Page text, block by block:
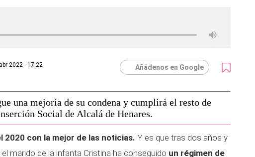
2022 - 17:22
Añádenos en Google
una mejoría de su condena y cumplirá el resto de
Social de Alcalá de Henares.
2020 con la mejor de las noticias. Y es que tras dos años y
marido de la infanta Cristina ha conseguido un régimen de